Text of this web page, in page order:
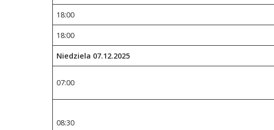
18:00
18:00
Niedziela 07.12.2025
07:00
08:30